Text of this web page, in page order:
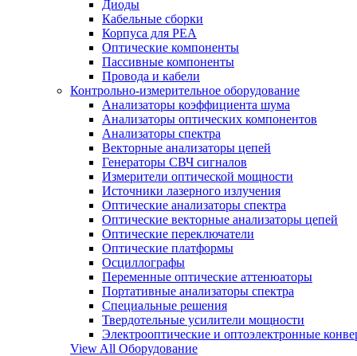
Диоды
Кабельные сборки
Корпуса для РЕА
Оптические компоненты
Пассивные компоненты
Провода и кабели
Контрольно-измерительное оборудование
Анализаторы коэффициента шума
Анализаторы оптических компонентов
Анализаторы спектра
Векторные анализаторы цепей
Генераторы СВЧ сигналов
Измерители оптической мощности
Источники лазерного излучения
Оптические анализаторы спектра
Оптические векторные анализаторы цепей
Оптические переключатели
Оптические платформы
Осциллографы
Переменные оптические аттенюаторы
Портативные анализаторы спектра
Специальные решения
Твердотельные усилители мощности
Электрооптические и оптоэлектронные
View All Оборудование